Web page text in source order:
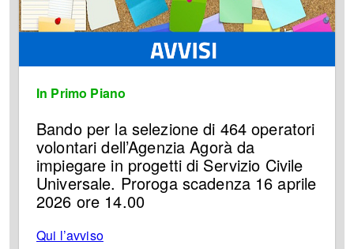
In Primo Piano
Bando per la selezione di 464 operatori
volontari dell’Agenzia Agorà da
impiegare in progetti di Servizio Civile
Universale. Proroga scadenza 16 aprile
2026 ore 14.00
Qui l’avviso